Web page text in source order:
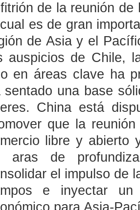
de la reunión
cual es de gran
de Asia y el
auspicios de Chile,
en áreas clave ha
sentado una base
China está
que la
libre y abierto
aras de
el impulso de
e inyectar un
para Asia-